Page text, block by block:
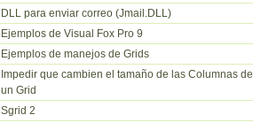
DLL para enviar correo (Jmail.DLL)
Ejemplos de Visual Fox Pro 9
Ejemplos de manejos de Grids
Impedir que cambien el tamaño de las Columnas de
un Grid
Sgrid 2